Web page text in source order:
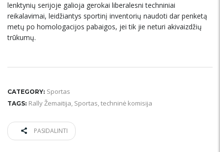
lenktynių serijoje galioja gerokai liberalesni techniniai
reikalavimai, leidžiantys sportinį inventorių naudoti dar penketą
metų po homologacijos pabaigos, jei tik jie neturi akivaizdžių
trūkumų.
CATEGORY: Sportas
TAGS: Rally Žemaitija, Sportas,techninė komisija
PASIDALINTI